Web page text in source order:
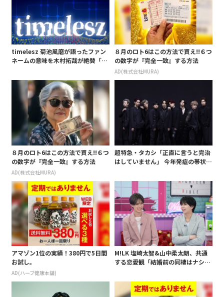
timelesz 菊池風磨が語ったファン
ネームの意味を木村拓哉が絶賛「考
８月のロト6はこの方法で買え!!６つ
の数字が『完全一致』する方法
AD(株式会社MURA)
８月のロト6はこの方法で買え!!６つ
の数字が『完全一致』する方法
AD(株式会社MURA)
超特急・タカシ「正直に言うと完治
はしていません」 今年発症の帯状疱
白 後遺症も語る
アマゾン1位の実績！380円で5日間
お試し。
AD(ハーブ健康本舗)
M!LK 塩崎太智&山中柔太朗、共通
する恋愛観「結婚前の同棲はナシ」